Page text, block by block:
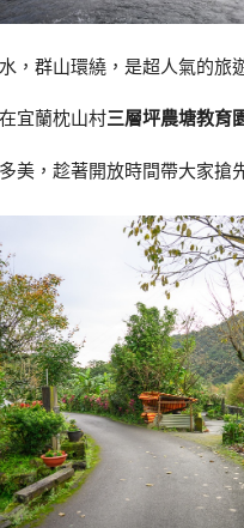
，群山環繞，是超人氣的旅
宜蘭枕山村三層坪農塘教育
美，趁著開放時間帶大家搶